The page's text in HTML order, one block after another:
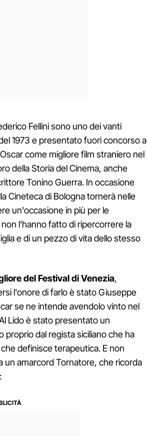
Fellini sono uno dei vanti
1973 e presentato fuori concorso a
come migliore film straniero nel
della Storia del Cinema, anche
Tonino Guerra. In occasione
Cineteca di Bologna tornerà nelle
un'occasione in più per le
l'hanno fatto di ripercorrere la
e di un pezzo di vita dello stesso
del Festival di Venezia,
l'onore di farlo è stato Giuseppe
se ne intende avendolo vinto nel
Lido è stato presentato un
dal regista siciliano che ha
definisce terapeutica. E non
un amarcord Tornatore, che ricorda